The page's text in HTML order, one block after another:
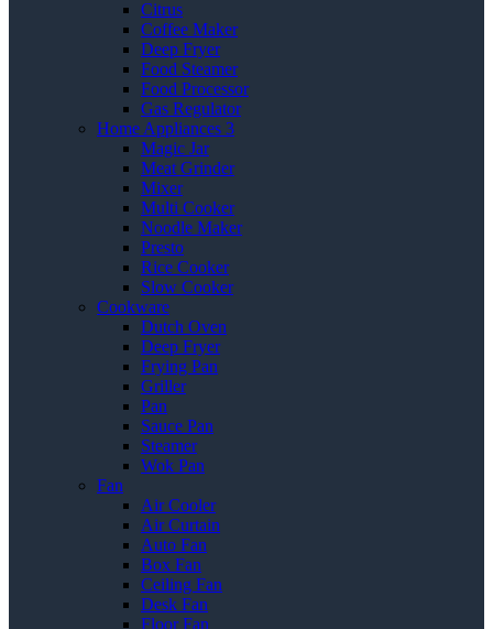
Citrus
Coffee Maker
Deep Fryer
Food Steamer
Food Processor
Gas Regulator
Home Appliances 3
Magic Jar
Meat Grinder
Mixer
Multi Cooker
Noodle Maker
Presto
Rice Cooker
Slow Cooker
Cookware
Dutch Oven
Deep Fryer
Frying Pan
Griller
Pan
Sauce Pan
Steamer
Wok Pan
Fan
Air Cooler
Air Curtain
Auto Fan
Box Fan
Ceiling Fan
Desk Fan
Floor Fan